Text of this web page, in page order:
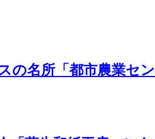
の名所「都市農業セン